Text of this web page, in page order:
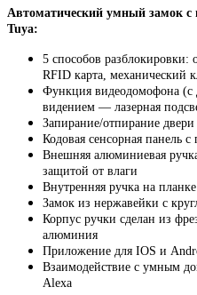
Автоматический умный замок с
Tuya:
5 способов разблокировки:
RFID карта, механический
Функция видеодомофона
видением — лазерная
Запирание/отпирание
Кодовая сенсорная панель с
Внешняя алюминиевая
защитой от влаги
Внутренняя ручка на
Замок из нержавейки с
Корпус ручки сделан из
алюминия
Приложение для IOS и
Взаимодействие с умным
Alexa